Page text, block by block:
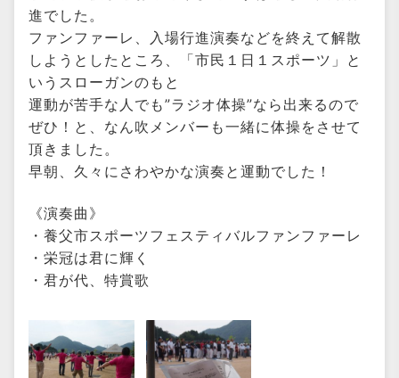
進でした。
ファンファーレ、入場行進演奏などを終えて解散
しようとしたところ、「市民１日１スポーツ」と
いうスローガンのもと
運動が苦手な人でも”ラジオ体操”なら出来るので
ぜひ！と、なん吹メンバーも一緒に体操をさせて
頂きました。
早朝、久々にさわやかな演奏と運動でした！
《演奏曲》
・養父市スポーツフェスティバルファンファーレ
・栄冠は君に輝く
・君が代、特賞歌